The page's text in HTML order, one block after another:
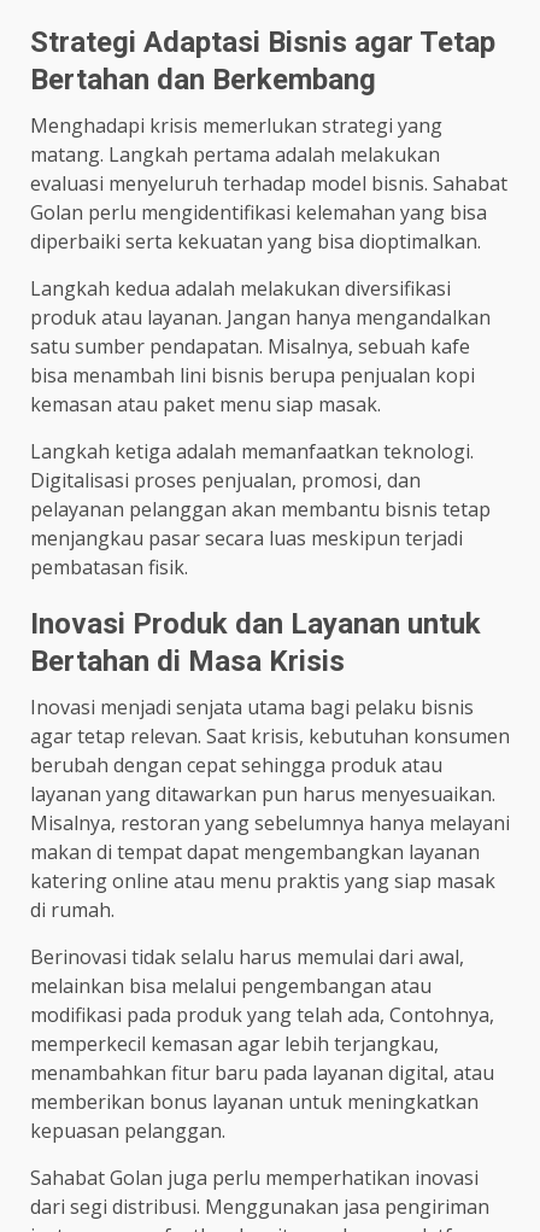
Strategi Adaptasi Bisnis agar Tetap
Bertahan dan Berkembang
Menghadapi krisis memerlukan strategi yang
matang. Langkah pertama adalah melakukan
evaluasi menyeluruh terhadap model bisnis. Sahabat
Golan perlu mengidentifikasi kelemahan yang bisa
diperbaiki serta kekuatan yang bisa dioptimalkan.
Langkah kedua adalah melakukan diversifikasi
produk atau layanan. Jangan hanya mengandalkan
satu sumber pendapatan. Misalnya, sebuah kafe
bisa menambah lini bisnis berupa penjualan kopi
kemasan atau paket menu siap masak.
Langkah ketiga adalah memanfaatkan teknologi.
Digitalisasi proses penjualan, promosi, dan
pelayanan pelanggan akan membantu bisnis tetap
menjangkau pasar secara luas meskipun terjadi
pembatasan fisik.
Inovasi Produk dan Layanan untuk
Bertahan di Masa Krisis
Inovasi menjadi senjata utama bagi pelaku bisnis
agar tetap relevan. Saat krisis, kebutuhan konsumen
berubah dengan cepat sehingga produk atau
layanan yang ditawarkan pun harus menyesuaikan.
Misalnya, restoran yang sebelumnya hanya melayani
makan di tempat dapat mengembangkan layanan
katering online atau menu praktis yang siap masak
di rumah.
Berinovasi tidak selalu harus memulai dari awal,
melainkan bisa melalui pengembangan atau
modifikasi pada produk yang telah ada, Contohnya,
memperkecil kemasan agar lebih terjangkau,
menambahkan fitur baru pada layanan digital, atau
memberikan bonus layanan untuk meningkatkan
kepuasan pelanggan.
Sahabat Golan juga perlu memperhatikan inovasi
dari segi distribusi. Menggunakan jasa pengiriman